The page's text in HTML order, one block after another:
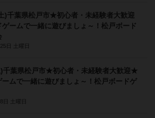
)千葉県松戸市★初心者・未経験者大歓迎
ームで一緒に遊びましょ～！松戸ボード
日 土曜日
葉県松戸市★初心者・未経験者大歓迎★
ームで一緒に遊びましょ～！松戸ボードゲ
日 土曜日